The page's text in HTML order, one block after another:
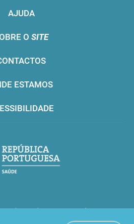
AJUDA
O SITE
ESTAMOS
Todos os direitos reservados